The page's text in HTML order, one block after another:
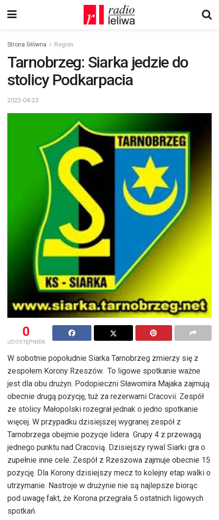
Strona Główna Region
Tarnobrzeg: Siarka jedzie do
stolicy Podkarpacia
2022-04-23
0
UDOSTĘPNIEŃ
W sobotnie popołudnie Siarka Tarnobrzeg zmierzy się z
zespołem Korony Rzeszów. To ligowe spotkanie ważne
jest dla obu drużyn. Podopieczni Sławomira Majaka zajmują
obecnie drugą pozycję, tuż za rezerwami Cracovii. Zespół
ze stolicy Małopolski rozegrał jednak o jedno spotkanie
więcej. W przypadku dzisiejszej wygranej zespół z
Tarnobrzega obejmie pozycje lidera Grupy 4 z przewagą
jednego punktu nad Cracovią. Dzisiejszy rywal Siarki gra o
zupełnie inne cele. Zespół z Rzeszowa zajmuje obecnie 15
pozycję. Dla Korony dzisiejszy mecz to kolejny etap walki o
utrzymanie. Nastroje w drużynie nie są najlepsze biorąc
pod uwagę fakt, że Korona przegrała 5 ostatnich ligowych
spotkań.